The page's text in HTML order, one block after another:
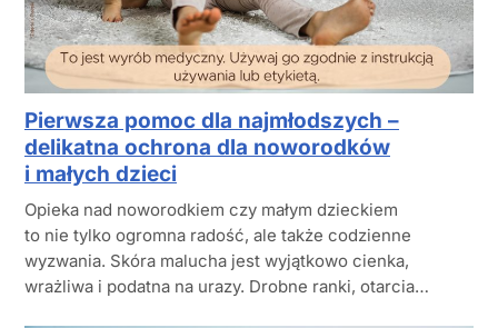
Pierwsza pomoc dla najmłodszych –
delikatna ochrona dla noworodków
i małych dzieci
Opieka nad noworodkiem czy małym dzieckiem
to nie tylko ogromna radość, ale także codzienne
wyzwania. Skóra malucha jest wyjątkowo cienka,
wrażliwa i podatna na urazy. Drobne ranki, otarcia…